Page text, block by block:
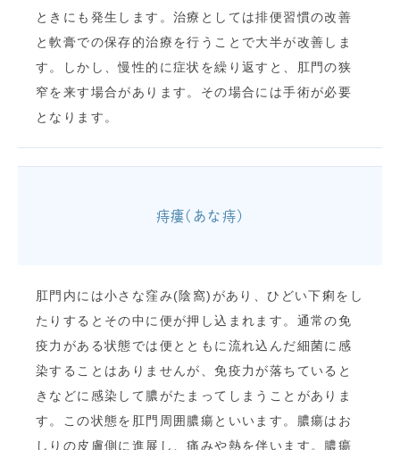
ときにも発生します。治療としては排便習慣の改善
と軟膏での保存的治療を行うことで大半が改善しま
す。しかし、慢性的に症状を繰り返すと、肛門の狭
窄を来す場合があります。その場合には手術が必要
となります。
痔瘻(あな痔)
肛門内には小さな窪み(陰窩)があり、ひどい下痢をし
たりするとその中に便が押し込まれます。通常の免
疫力がある状態では便とともに流れ込んだ細菌に感
染することはありませんが、免疫力が落ちていると
きなどに感染して膿がたまってしまうことがありま
す。この状態を肛門周囲膿瘍といいます。膿瘍はお
しりの皮膚側に進展し、痛みや熱を伴います。膿瘍